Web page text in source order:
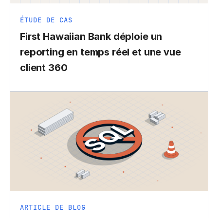
ÉTUDE DE CAS
First Hawaiian Bank déploie un
reporting en temps réel et une vue
client 360
ARTICLE DE BLOG